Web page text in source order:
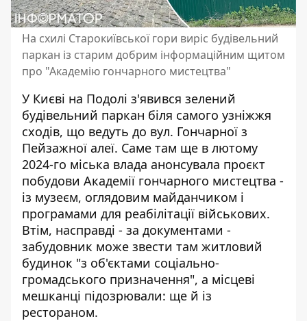
На схилі Старокиївської гори виріс будівельний
паркан із старим добрим інформаційним щитом
про "Академію гончарного мистецтва"
У Києві на Подолі з'явився зелений
будівельний паркан біля самого узніжжя
сходів, що ведуть до вул. Гончарної з
Пейзажної алеї. Саме там ще в лютому
2024-го міська влада анонсувала проєкт
побудови Академії гончарного мистецтва -
із музеєм, оглядовим майданчиком і
програмами для реабілітації військових.
Втім, насправді - за документами -
забудовник може звести там житловий
будинок "з об'єктами соціально-
громадського призначення", а місцеві
мешканці підозрювали: ще й із
рестораном.